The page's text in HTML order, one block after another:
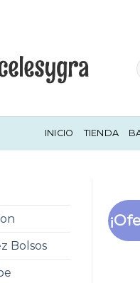
INICIO TIENDA
Bolsos